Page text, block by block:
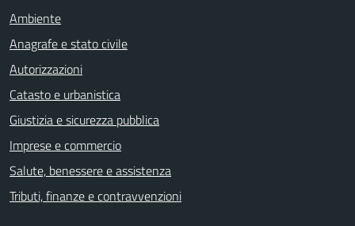
Ambiente
Anagrafe e stato civile
Autorizzazioni
Catasto e urbanistica
Giustizia e sicurezza pubblica
Imprese e commercio
Salute, benessere e assistenza
Tributi, finanze e contravvenzioni